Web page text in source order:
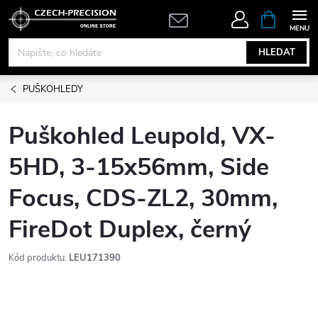
Přejít
obsah
HLEDAT
NÁKUPNÍ
KOŠÍK
PUŠKOHLEDY
Puškohled Leupold, VX-
5HD, 3-15x56mm, Side
Focus, CDS-ZL2, 30mm,
FireDot Duplex, černý
Kód produktu: LEU171390